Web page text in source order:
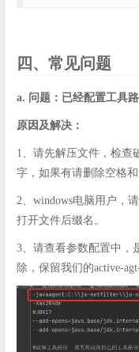
四、常见问题
a. 问题：已经配置工具
原因及解决：
1、请先解压文件，检查
字，如果有请删除空格和
2、windows电脑用户，
打开文件后缀名。
3、请查看参数配置中，
除，保留我们的active-